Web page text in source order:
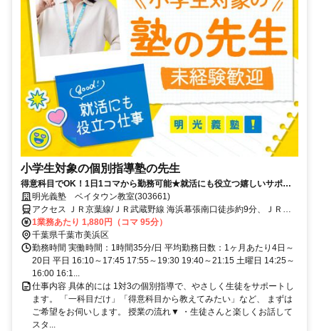
小学生対象の個別指導塾の先生
得意科目でOK！1日1コマから勤務可能★就活にも役立つ嬉しいサポー
トあり！ミドル・シニアも活躍中
明光義塾 ベイタウン教室(303661)
アクセス ＪＲ京葉線/ＪＲ武蔵野線 海浜幕張南口徒歩約9分、ＪＲ京
葉線 検見川浜南口徒歩約23分、ＪＲ総武本線 幕張南口徒歩約29分
1業務あたり 1,880円（コマ 95分）
千葉県千葉市美浜区
勤務時間 実働時間：1時間35分/日 平均勤務日数：1ヶ月あたり4日～
20日 平日 16:10～17:45 17:55～19:30 19:40～21:15 土曜日 14:25～
16:00 16:1...
仕事内容 具体的には 1対3の個別指導で、やさしく生徒をサポートし
ます。 「一科目だけ」「得意科目から教えてみたい」など、 まずは
ご希望をお伺いします。 授業の流れ▼ ・生徒さんと楽しくお話して
スタ...